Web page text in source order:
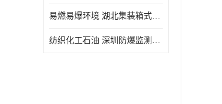
易燃易爆环境 湖北集装箱式防爆小屋
纺织化工石油 深圳防爆监测小屋